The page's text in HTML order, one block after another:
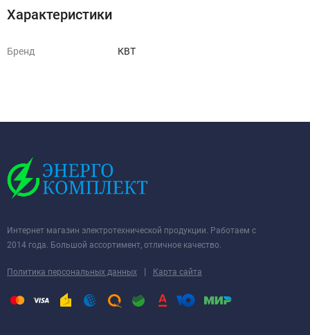
Характеристики
Бренд КВТ
Интернет магазин электротехнической продукции. Работаем с
2014 года. Большой ассортимент, отличное качество.
Политика персональных данных | Карта сайта